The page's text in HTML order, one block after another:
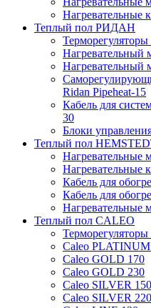
Нагревательные
Теплый пол РИДАН
Терморегуляторы
Нагревательный
Нагревательный
Ridan Pipeheat-15
Кабель для
30
Блоки
Теплый пол
Нагревательные
Нагревательные
Кабель для
Кабель для
Нагревательные
Теплый пол CALEO
Caleo
Caleo GOLD 170
Caleo GOLD 230
Caleo SILVER 150
Caleo SILVER 220